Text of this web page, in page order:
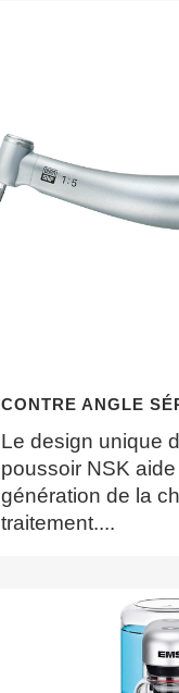
CONTRE ANGLE
Le design unique
poussoir NSK
génération de la
traitement....